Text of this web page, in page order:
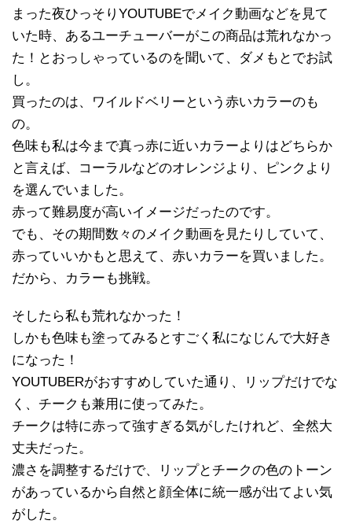
まった夜ひっそりYOUTUBEでメイク動画などを見て
いた時、あるユーチューバーがこの商品は荒れなかっ
た！とおっしゃっているのを聞いて、ダメもとでお試
し。
買ったのは、ワイルドベリーという赤いカラーのも
の。
色味も私は今まで真っ赤に近いカラーよりはどちらか
と言えば、コーラルなどのオレンジより、ピンクより
を選んでいました。
赤って難易度が高いイメージだったのです。
でも、その期間数々のメイク動画を見たりしていて、
赤っていいかもと思えて、赤いカラーを買いました。
だから、カラーも挑戦。
そしたら私も荒れなかった！
しかも色味も塗ってみるとすごく私になじんで大好き
になった！
YOUTUBERがおすすめしていた通り、リップだけでな
く、チークも兼用に使ってみた。
チークは特に赤って強すぎる気がしたけれど、全然大
丈夫だった。
濃さを調整するだけで、リップとチークの色のトーン
があっているから自然と顔全体に統一感が出てよい気
がした。